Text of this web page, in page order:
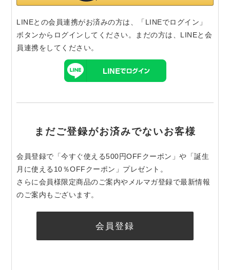
LINEとの会員連携がお済みの方は、「LINEでログイン」
ボタンからログインしてください。まだの方は、 LINEと会
員連携をしてください。
まだご登録がお済みでないお客様
会員登録で「今すぐ使える500円OFFクーポン」や「誕生
月に使える10％OFFクーポン」プレゼント。
さらに会員様限定商品のご案内やメルマガ登録で最新情報
のご案内もございます。
会員登録